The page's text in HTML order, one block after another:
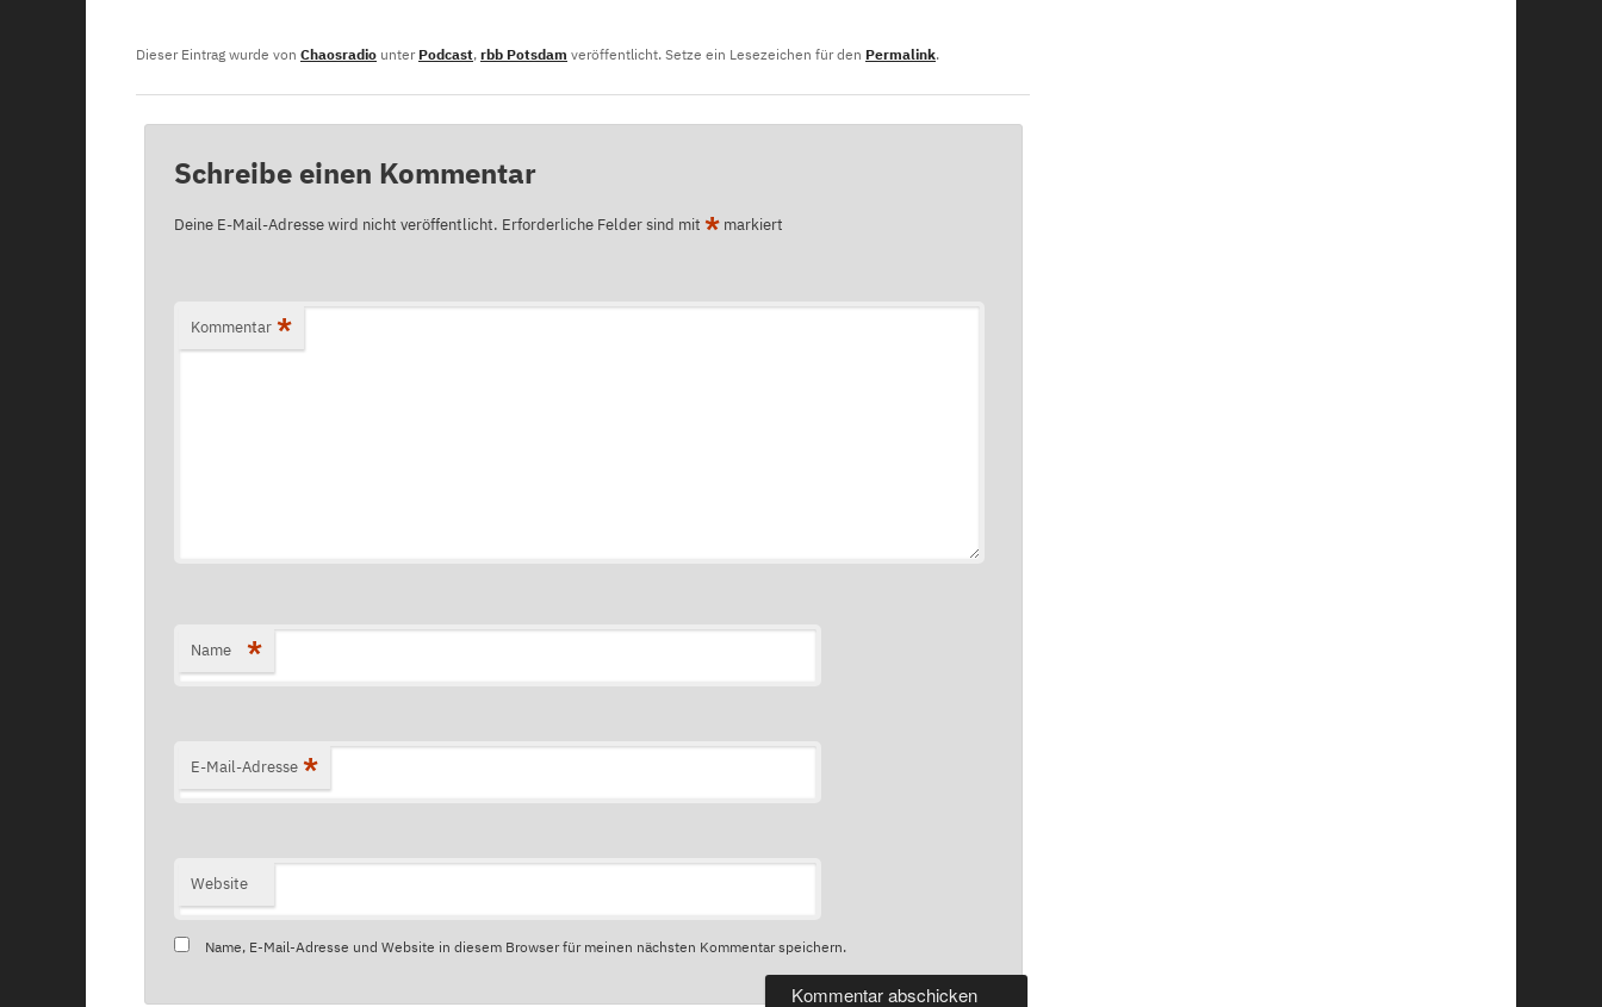
Dieser Eintrag wurde von Chaosradio unter Podcast, rbb Potsdam veröffentlicht. Setze ein Lesezeichen für den Permalink.
Schreibe einen Kommentar
Deine E-Mail-Adresse wird nicht veröffentlicht. Erforderliche Felder sind mit *markiert
Kommentar *
Name *
E-Mail-Adresse *
Website
Name, E-Mail-Adresse und Website in diesem Browser für meinen nächsten Kommentar speichern.